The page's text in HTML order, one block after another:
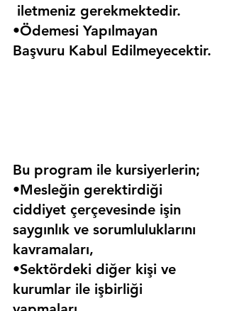
iletmeniz gerekmektedir.
•Ödemesi Yapılmayan
Başvuru Kabul Edilmeyecektir.
Bu program ile kursiyerlerin;
•Mesleğin gerektirdiği
ciddiyet çerçevesinde işin
saygınlık ve sorumluluklarını
kavramaları,
•Sektördeki diğer kişi ve
kurumlar ile işbirliği